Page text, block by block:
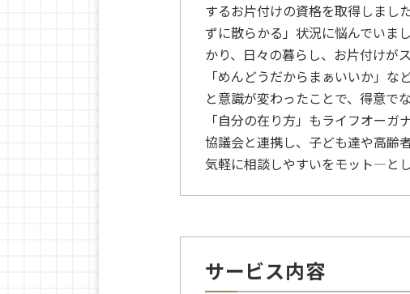
するお片付けの資格を取得しまし
ずに散らかる」状況に悩んでいま
かり、日々の暮らし、お片付けが
「めんどうだからまぁいいか」
と意識が変わったことで、得意で
「自分の在り方」もライフオー
協議会と連携し、子ども達や高齢
気軽に相談しやすいをモット―と
サービス内容